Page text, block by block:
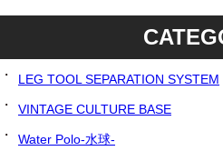
LEG TOOL SEPARATION SYSTEM
VINTAGE CULTURE BASE
Water Polo-水球-